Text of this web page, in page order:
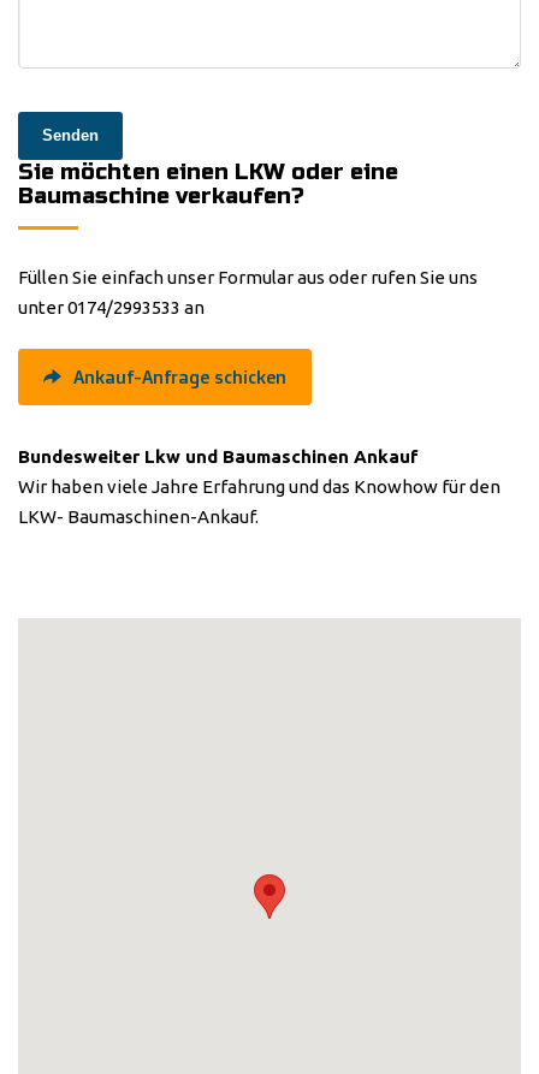
Senden
Sie möchten einen LKW oder eine
Baumaschine verkaufen?
Füllen Sie einfach unser Formular aus oder rufen Sie uns
unter 0174/2993533 an
Ankauf-Anfrage schicken
Bundesweiter Lkw und Baumaschinen Ankauf
Wir haben viele Jahre Erfahrung und das Knowhow für den
LKW- Baumaschinen-Ankauf.